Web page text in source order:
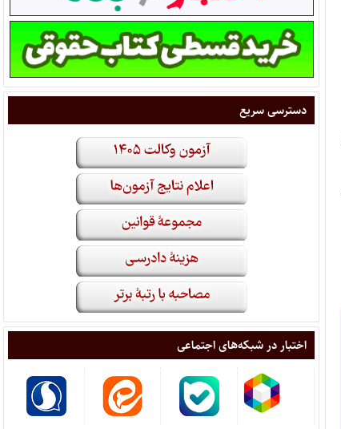
دسترسی سریع
اختبار در شبکه‌های اجتماعی